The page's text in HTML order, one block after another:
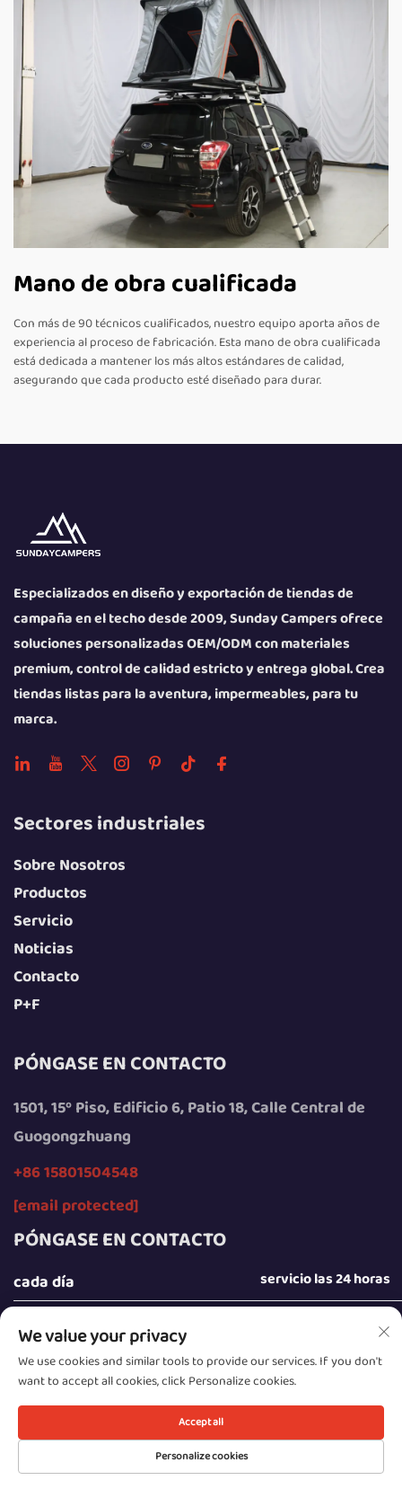
Mano de obra cualificada
Con más de 90 técnicos cualificados, nuestro equipo aporta años de
experiencia al proceso de fabricación. Esta mano de obra cualificada
está dedicada a mantener los más altos estándares de calidad,
asegurando que cada producto esté diseñado para durar.
Especializados en diseño y exportación de tiendas de
campaña en el techo desde 2009, Sunday Campers ofrece
soluciones personalizadas OEM/ODM con materiales
premium, control de calidad estricto y entrega global. Crea
tiendas listas para la aventura, impermeables, para tu
marca.
Sectores industriales
Sobre Nosotros
Productos
Servicio
Noticias
Contacto
P+F
PÓNGASE EN CONTACTO
1501, 15º Piso, Edificio 6, Patio 18, Calle Central de
Guogongzhuang
+86 15801504548
[email protected]
PÓNGASE EN CONTACTO
cada día servicio las 24 horas
Derechos de autor © 2025 por Beijing Sunday Campers
Co., Ltd.
Política de privacidad
We value your privacy
We use cookies and similar tools to provide our services. If you don't
want to accept all cookies, click Personalize cookies.
Personalize cookies
Accept all